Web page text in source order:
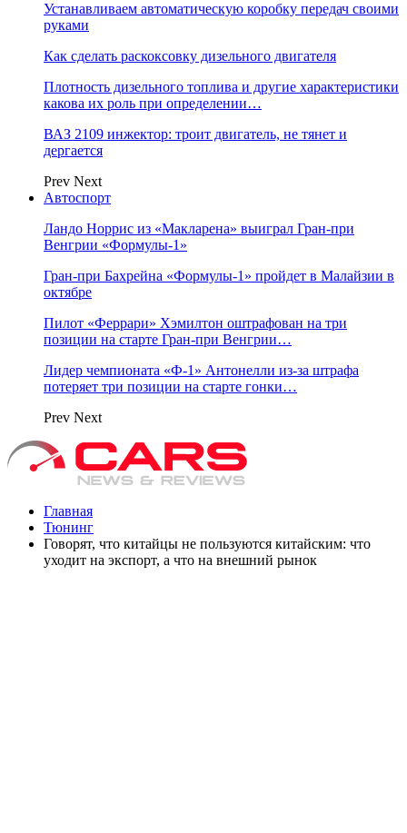
Устанавливаем автоматическую коробку передач своими
руками
Как сделать раскоксовку дизельного двигателя
Плотность дизельного топлива и другие характеристики
какова их роль при определении…
ВАЗ 2109 инжектор: троит двигатель, не тянет и
дергается
Prev Next
Автоспорт
Ландо Норрис из «Макларена» выиграл Гран‑при
Венгрии «Формулы‑1»
Гран‑при Бахрейна «Формулы‑1» пройдет в Малайзии в
октябре
Пилот «Феррари» Хэмилтон оштрафован на три
позиции на старте Гран‑при Венгрии…
Лидер чемпионата «Ф‑1» Антонелли из‑за штрафа
потеряет три позиции на старте гонки…
Prev Next
Главная
Тюнинг
Говорят, что китайцы не пользуются китайским: что
уходит на экспорт, а что на внешний рынок